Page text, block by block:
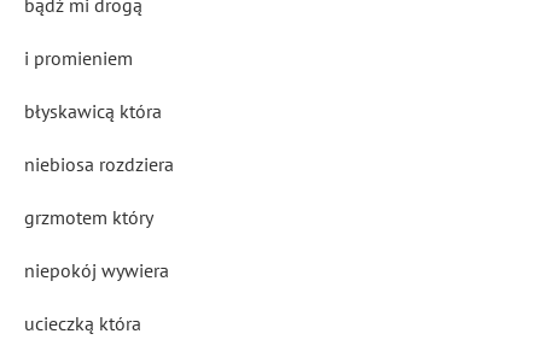
bądź mi drogą
i promieniem
błyskawicą która
niebiosa rozdziera
grzmotem który
niepokój wywiera
ucieczką która